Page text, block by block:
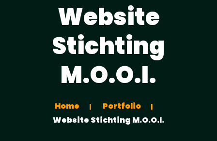
Website
Stichting
M.O.O.I.
Home
Portfolio
Website Stichting M.O.O.I.